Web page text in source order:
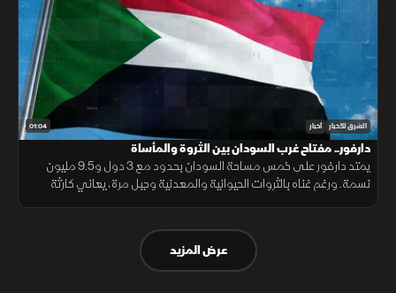
01:04 الشرق للأخبار أخبار
دارفور.. مفتاح غرب السودان بين الثروة والمأساة
يمتد دارفور على خمس مساحة السودان بحدود مع 3 دول و9.5 مليون
نسمة. ورغم غناه بالثروات الحيوانية والمعدنية وجبل مرة، يعاني كارثة
عرض المزيد